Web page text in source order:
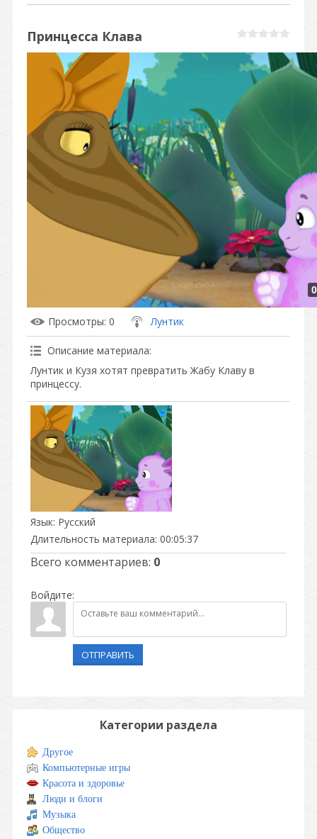
Принцесса Клава
Просмотры: 0 Лунтик
Описание материала:
Лунтик и Кузя хотят превратить Жабу Клаву в
принцессу.
Язык: Русский
Длительность материала: 00:05:37
Всего комментариев: 0
Войдите:
ОТПРАВИТЬ
Категории раздела
Другое
Компьютерные игры
Красота и здоровье
Люди и блоги
Музыка
Общество